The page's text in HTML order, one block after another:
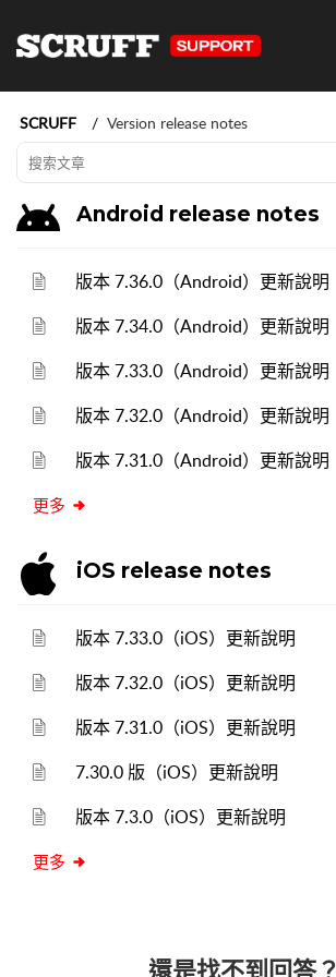
SCRUFF Version release notes
Android release notes
版本 7.36.0（Android）更新說明
版本 7.34.0（Android）更新說明
版本 7.33.0（Android）更新說明
版本 7.32.0（Android）更新說明
版本 7.31.0（Android）更新說明
更多
iOS release notes
版本 7.33.0（iOS）更新說明
版本 7.32.0（iOS）更新說明
版本 7.31.0（iOS）更新說明
7.30.0 版（iOS）更新說明
版本 7.3.0（iOS）更新說明
更多
還是找不到回答？